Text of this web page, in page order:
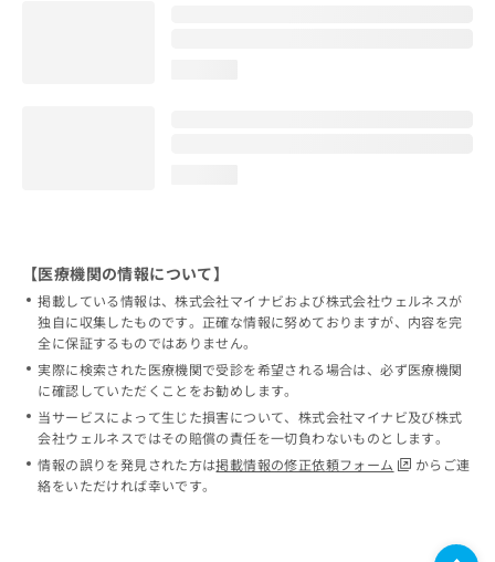
【医療機関の情報について】
掲載している情報は、株式会社マイナビおよび株式会社ウェルネスが
独自に収集したものです。正確な情報に努めておりますが、内容を完
全に保証するものではありません。
実際に検索された医療機関で受診を希望される場合は、必ず医療機関
に確認していただくことをお勧めします。
当サービスによって生じた損害について、株式会社マイナビ及び株式
会社ウェルネスではその賠償の責任を一切負わないものとします。
情報の誤りを発見された方は掲載情報の修正依頼フォーム
からご連
絡をいただければ幸いです。